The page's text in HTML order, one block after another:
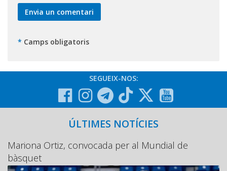
* Camps obligatoris
SEGUEIX-NOS:
ÚLTIMES NOTÍCIES
Mariona Ortiz, convocada per al Mundial de
bàsquet